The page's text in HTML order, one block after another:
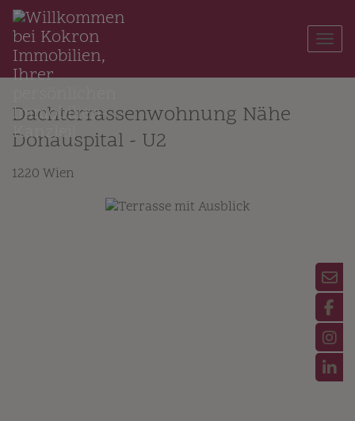
Dachterrassenwohnung Nähe
Donauspital - U2
1220 Wien